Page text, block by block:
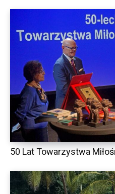
50 Lat Towarzystwa